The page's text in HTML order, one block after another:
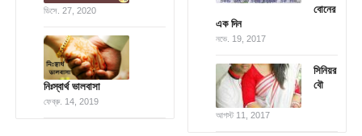
ডিসে. 27, 2020
নিঃস্বার্থ ভালবাসা
ফেব্রু. 14, 2019
বোনের
এক দিন
নভে. 19, 2017
সিনিয়র
বৌ
আগস্ট 11, 2017